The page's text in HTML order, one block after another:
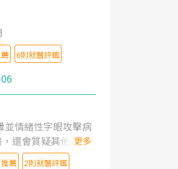
6則就醫評鑑
並情緒性字眼攻擊病
還會質疑其他醫生
更多
薦 2則就醫評鑑